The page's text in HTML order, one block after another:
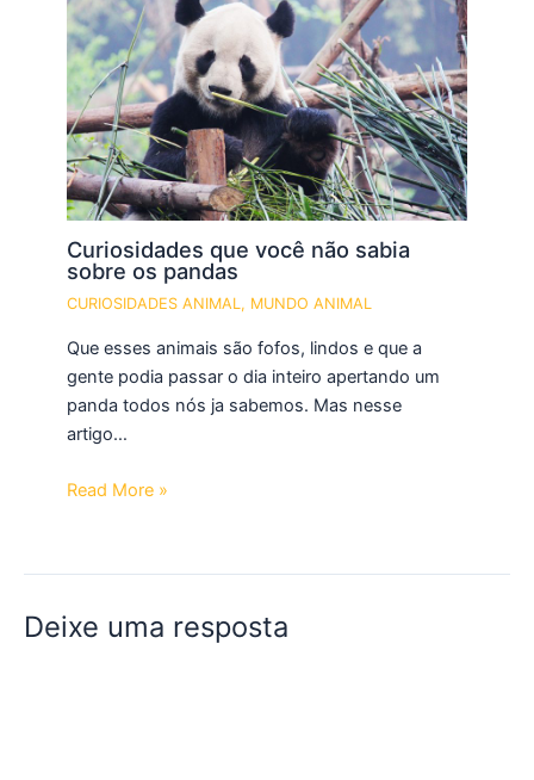
Curiosidades que você não sabia
sobre os pandas
CURIOSIDADES ANIMAL, MUNDO ANIMAL
Que esses animais são fofos, lindos e que a
gente podia passar o dia inteiro apertando um
panda todos nós ja sabemos. Mas nesse
artigo…
Read More »
Deixe uma resposta